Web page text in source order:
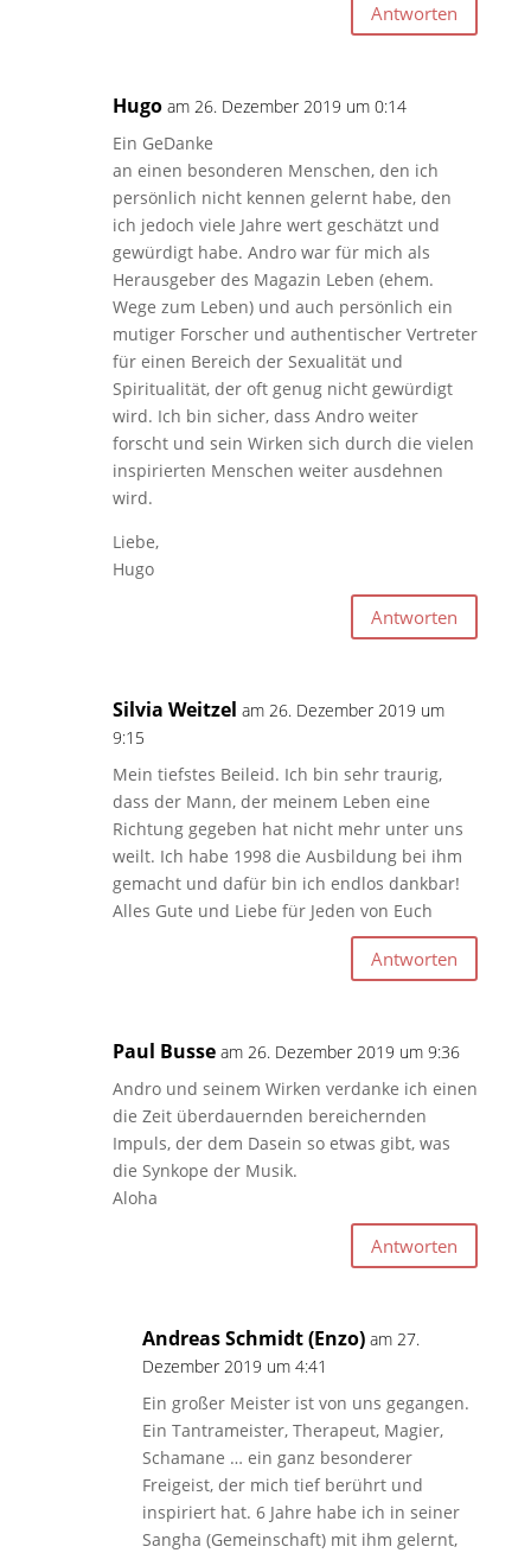
Antworten
Hugo am 26. Dezember 2019 um 0:14
Ein GeDanke
an einen besonderen Menschen, den ich
persönlich nicht kennen gelernt habe, den
ich jedoch viele Jahre wert geschätzt und
gewürdigt habe. Andro war für mich als
Herausgeber des Magazin Leben (ehem.
Wege zum Leben) und auch persönlich ein
mutiger Forscher und authentischer Vertreter
für einen Bereich der Sexualität und
Spiritualität, der oft genug nicht gewürdigt
wird. Ich bin sicher, dass Andro weiter
forscht und sein Wirken sich durch die vielen
inspirierten Menschen weiter ausdehnen
wird.
Liebe,
Hugo
Antworten
Silvia Weitzel am 26. Dezember 2019 um
9:15
Mein tiefstes Beileid. Ich bin sehr traurig,
dass der Mann, der meinem Leben eine
Richtung gegeben hat nicht mehr unter uns
weilt. Ich habe 1998 die Ausbildung bei ihm
gemacht und dafür bin ich endlos dankbar!
Alles Gute und Liebe für Jeden von Euch
Antworten
Paul Busse am 26. Dezember 2019 um 9:36
Andro und seinem Wirken verdanke ich einen
die Zeit überdauernden bereichernden
Impuls, der dem Dasein so etwas gibt, was
die Synkope der Musik.
Aloha
Antworten
Andreas Schmidt (Enzo) am 27.
Dezember 2019 um 4:41
Ein großer Meister ist von uns gegangen.
Ein Tantrameister, Therapeut, Magier,
Schamane … ein ganz besonderer
Freigeist, der mich tief berührt und
inspiriert hat. 6 Jahre habe ich in seiner
Sangha (Gemeinschaft) mit ihm gelernt,